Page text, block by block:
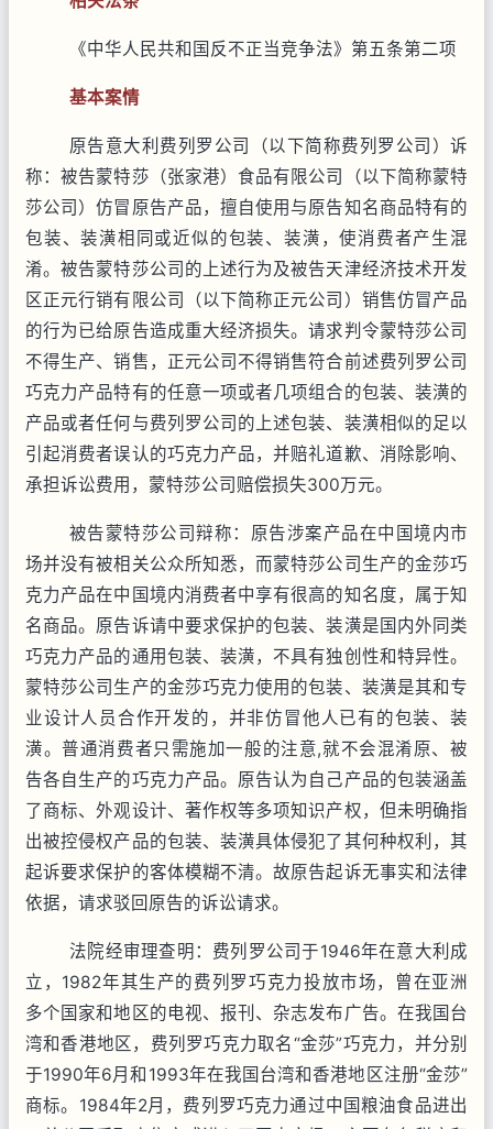
《中华人民共和国反不正当竞争法》第五条第二项
基本案情
原告意大利费列罗公司（以下简称费列罗公司）诉
称：被告蒙特莎（张家港）食品有限公司（以下简称蒙特
莎公司）仿冒原告产品，擅自使用与原告知名商品特有的
包装、装潢相同或近似的包装、装潢，使消费者产生混
淆。被告蒙特莎公司的上述行为及被告天津经济技术开发
区正元行销有限公司（以下简称正元公司）销售仿冒产品
的行为已给原告造成重大经济损失。请求判令蒙特莎公司
不得生产、销售，正元公司不得销售符合前述费列罗公司
巧克力产品特有的任意一项或者几项组合的包装、装潢的
产品或者任何与费列罗公司的上述包装、装潢相似的足以
引起消费者误认的巧克力产品，并赔礼道歉、消除影响、
承担诉讼费用，蒙特莎公司赔偿损失300万元。
被告蒙特莎公司辩称：原告涉案产品在中国境内市
场并没有被相关公众所知悉，而蒙特莎公司生产的金莎巧
克力产品在中国境内消费者中享有很高的知名度，属于知
名商品。原告诉请中要求保护的包装、装潢是国内外同类
巧克力产品的通用包装、装潢，不具有独创性和特异性。
蒙特莎公司生产的金莎巧克力使用的包装、装潢是其和专
业设计人员合作开发的，并非仿冒他人已有的包装、装
潢。普通消费者只需施加一般的注意,就不会混淆原、被
告各自生产的巧克力产品。原告认为自己产品的包装涵盖
了商标、外观设计、著作权等多项知识产权，但未明确指
出被控侵权产品的包装、装潢具体侵犯了其何种权利，其
起诉要求保护的客体模糊不清。故原告起诉无事实和法律
依据，请求驳回原告的诉讼请求。
法院经审理查明：费列罗公司于1946年在意大利成
立， 1982年其生产的费列罗巧克力投放市场，曾在亚洲
多个国家和地区的电视、报刊、杂志发布广告。在我国台
湾和香港地区，费列罗巧克力取名“金莎”巧克力，并分别
于1990年6月和 1993年在我国台湾和香港地区注册“金莎”
商标。 1984年2月，费列罗巧克力通过中国粮油食品进出